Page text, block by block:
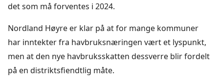
det som må forventes i 2024.
Nordland Høyre er klar på at for mange kommuner
har inntekter fra havbruksnæringen vært et lyspunkt,
men at den nye havbruksskatten dessverre blir fordelt
på en distriktsfiendtlig måte.